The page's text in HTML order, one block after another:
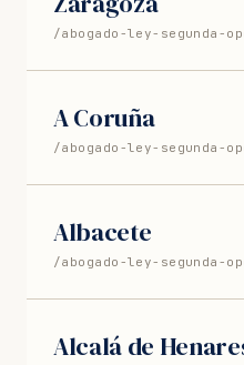
/abogado-ley-segunda-
A Coruña
/abogado-ley-segunda-
Albacete
/abogado-ley-segunda-
Alcalá de